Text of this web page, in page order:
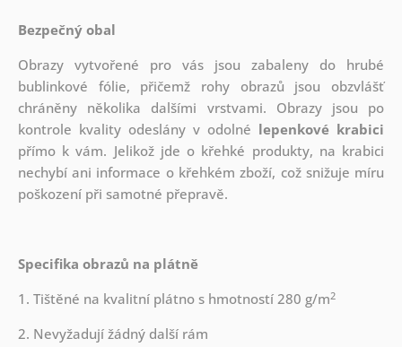
Bezpečný obal
Obrazy vytvořené pro vás jsou zabaleny do hrubé
bublinkové fólie, přičemž rohy obrazů jsou obzvlášť
chráněny několika dalšími vrstvami. Obrazy jsou po
kontrole kvality odeslány v odolné lepenkové krabici
přímo k vám. Jelikož jde o křehké produkty, na krabici
nechybí ani informace o křehkém zboží, což snižuje míru
poškození při samotné přepravě.
Specifika obrazů na plátně
1. Tištěné na kvalitní plátno s hmotností 280 g/m2
2. Nevyžadují žádný další rám